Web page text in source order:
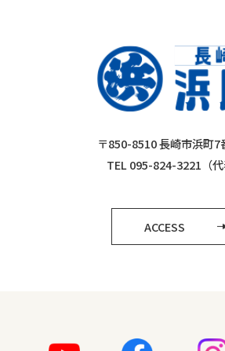
〒850-8510 長崎市浜町7
TEL 095-824-3221（代
ACCESS